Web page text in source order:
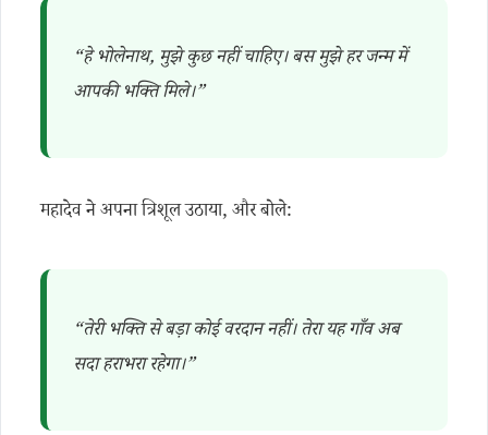
“हे भोलेनाथ, मुझे कुछ नहीं चाहिए। बस मुझे हर जन्म में
आपकी भक्ति मिले।”
महादेव ने अपना त्रिशूल उठाया, और बोले:
“तेरी भक्ति से बड़ा कोई वरदान नहीं। तेरा यह गाँव अब
सदा हराभरा रहेगा।”